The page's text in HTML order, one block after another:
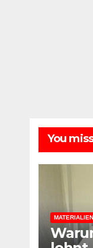
You
MATERIALIEN